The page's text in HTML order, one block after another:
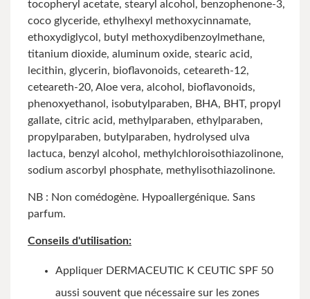
tocopheryl acetate, stearyl alcohol, benzophenone-3,
coco glyceride, ethylhexyl methoxycinnamate,
ethoxydiglycol, butyl methoxydibenzoylmethane,
titanium dioxide, aluminum oxide, stearic acid,
lecithin, glycerin, bioflavonoids, ceteareth-12,
ceteareth-20, Aloe vera, alcohol, bioflavonoids,
phenoxyethanol, isobutylparaben, BHA, BHT, propyl
gallate, citric acid, methylparaben, ethylparaben,
propylparaben, butylparaben, hydrolysed ulva
lactuca, benzyl alcohol, methylchloroisothiazolinone,
sodium ascorbyl phosphate, methylisothiazolinone.
NB : Non comédogène. Hypoallergénique. Sans
parfum.
Conseils d'utilisation:
Appliquer DERMACEUTIC K CEUTIC SPF 50
aussi souvent que nécessaire sur les zones